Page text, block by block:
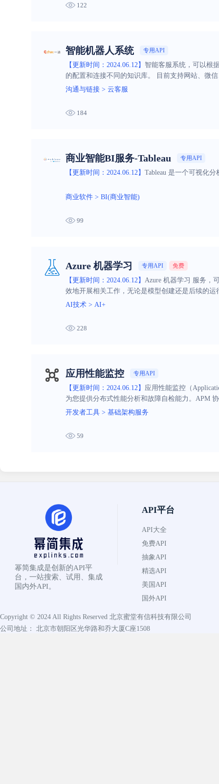
122
智能机器人系统 专用API
【更新时间：2024.06.12】 智能客服系统，可以根
的配置和连接不同的知识库。 目前支持网站、微
沟通与链接 > 云客服
184
商业智能BI服务-Tableau 专用API
【更新时间：2024.06.12】 Tableau 是一个可视化
商业软件 > BI(商业智能)
99
Azure 机器学习 专用API 免费
【更新时间：2024.06.12】 Azure 机器学习 服务，
效地开展相关工作，无论是模型创建还是后续的运
AI技术 > AI+
228
应用性能监控 专用API
【更新时间：2024.06.12】 应用性能监控（
为您提供分布式性能分析和故障自检能力。APM
性能，提升用户体验。
开发者工具 > 基础架构服务
59
幂简集成是创新的API平
台，一站搜索、试用、集成
国内外API。
API平台
API大全
免费API
抽象API
精选API
美国API
国外API
Copyright © 2024 All Rights Reserved 北京蜜堂有信科技有限公司
公司地址： 北京市朝阳区光华路和乔大厦C座1508